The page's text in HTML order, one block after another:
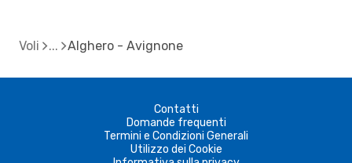
Voli Alghero - Avignone
Contatti
Domande frequenti
Termini e Condizioni Generali
Utilizzo dei Cookie